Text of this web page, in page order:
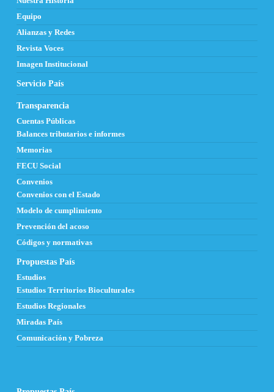
Equipo
Alianzas y Redes
Revista Voces
Imagen Institucional
Servicio País
Transparencia
Cuentas Públicas
Balances tributarios e informes
Memorias
FECU Social
Convenios
Convenios con el Estado
Modelo de cumplimiento
Prevención del acoso
Códigos y normativas
Propuestas País
Estudios
Estudios Territorios Bioculturales
Estudios Regionales
Miradas País
Comunicación y Pobreza